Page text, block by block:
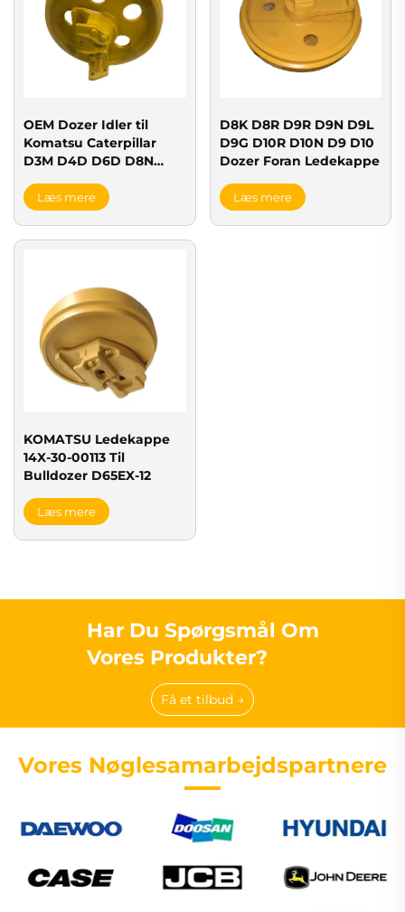
OEM Dozer Idler til
Komatsu Caterpillar
D3M D4D D6D D8N
Læs mere
D8K D8R D9R D9N D9L
D9G D10R D10N D9 D10
Dozer Foran Ledekappe
Læs mere
KOMATSU Ledekappe
14X-30-00113 Til
Bulldozer D65EX-12
Læs mere
Har Du Spørgsmål Om
Vores Produkter?
Få et tilbud →
Vores Nøglesamarbejdspartnere